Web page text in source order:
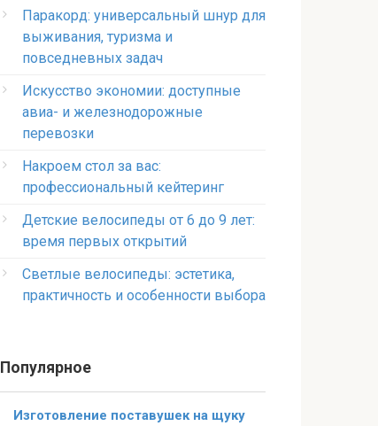
Паракорд: универсальный шнур для
выживания, туризма и
повседневных задач
Искусство экономии: доступные
авиа- и железнодорожные
перевозки
Накроем стол за вас:
профессиональный кейтеринг
Детские велосипеды от 6 до 9 лет:
время первых открытий
Светлые велосипеды: эстетика,
практичность и особенности выбора
Популярное
Изготовление поставушек на щуку